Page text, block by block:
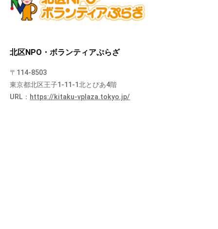
北区NPO・ボランティアぷらざ
〒114-8503
東京都北区王子1-11-1北とぴあ4階
URL： https://kitaku-vplaza.tokyo.jp/